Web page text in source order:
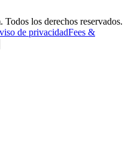
los derechos reservados.
de privacidadFees &